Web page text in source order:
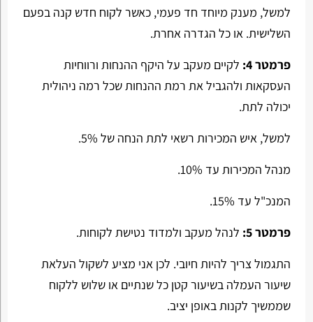
למשל, מענק מיוחד חד פעמי, כאשר לקוח חדש קנה בפעם
השלישית. או כל הגדרה אחרת.
פרמטר 4:
לקיים מעקב על היקף ההנחות ורווחיות
העסקאות ולהגביל את רמת ההנחות שכל רמה ניהולית
יכולה לתת.
למשל, איש המכירות רשאי לתת הנחה של 5%.
מנהל המכירות עד 10%.
המנכ"ל עד 15%.
פרמטר 5:
לנהל מעקב ולמדוד נטישת לקוחות.
התגמול צריך להיות חיובי. לכן אני מציע לשקול העלאת
שיעור העמלה בשיעור קטן כל שנתיים או שלוש ללקוח
שממשיך לקנות באופן יציב.